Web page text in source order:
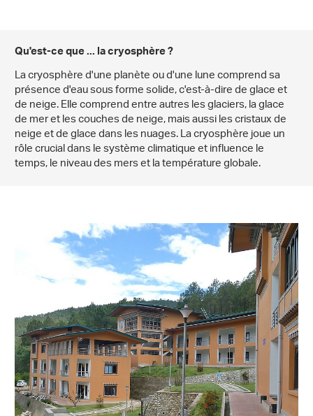
Qu'est-ce que ... la cryosphère ?
La cryosphère d'une planète ou d'une lune comprend sa
présence d'eau sous forme solide, c'est-à-dire de glace et
de neige. Elle comprend entre autres les glaciers, la glace
de mer et les couches de neige, mais aussi les cristaux de
neige et de glace dans les nuages. La cryosphère joue un
rôle crucial dans le système climatique et influence le
temps, le niveau des mers et la température globale.